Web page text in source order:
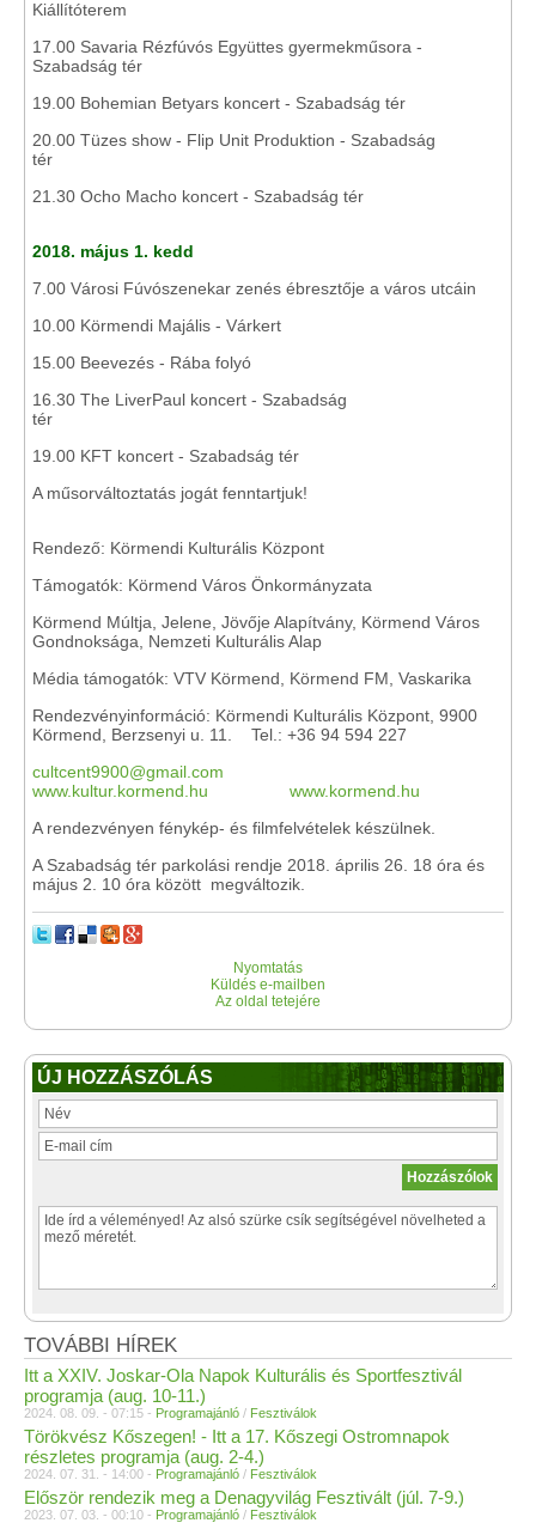
Kiállítóterem
17.00 Savaria Rézfúvós Együttes gyermekműsora -
Szabadság tér
19.00 Bohemian Betyars koncert ­- Szabadság tér
20.00 Tüzes show - Flip Unit Produktion - Szabadság
tér
21.30 Ocho Macho koncert - Szabadság tér
2018. május 1. kedd
7.00 Városi Fúvószenekar zenés ébresztője a város utcáin
10.00 Körmendi Majális - Várkert
15.00 Beevezés - Rába folyó
16.30 The LiverPaul koncert - Szabadság
tér
19.00 KFT koncert - Szabadság tér
A műsorváltoztatás jogát fenntartjuk!
Rendező: Körmendi Kulturális Központ
Támogatók: Körmend Város Önkormányzata
Körmend Múltja, Jelene, Jövője Alapítvány, Körmend Város
Gondnoksága, Nemzeti Kulturális Alap
Média támogatók: VTV Körmend, Körmend FM, Vaskarika
Rendezvényinformáció: Körmendi Kulturális Központ, 9900
Körmend, Berzsenyi u. 11. Tel.: +36 94 594 227
cultcent9900@gmail.com
www.kultur.kormend.hu
www.kormend.hu
A rendezvényen fénykép- és filmfelvételek készülnek.
A Szabadság tér parkolási rendje 2018. április 26. 18 óra és
május 2. 10 óra között megváltozik.
Nyomtatás
Küldés e-mailben
Az oldal tetejére
ÚJ HOZZÁSZÓLÁS
TOVÁBBI HÍREK
Itt a XXIV. Joskar-Ola Napok Kulturális és Sportfesztivál
programja (aug. 10-11.)
2024. 08. 09. - 07:15 - Programajánló / Fesztiválok
Törökvész Kőszegen! - Itt a 17. Kőszegi Ostromnapok
részletes programja (aug. 2-4.)
2024. 07. 31. - 14:00 - Programajánló / Fesztiválok
Először rendezik meg a Denagyvilág Fesztivált (júl. 7-9.)
2023. 07. 03. - 00:10 - Programajánló / Fesztiválok